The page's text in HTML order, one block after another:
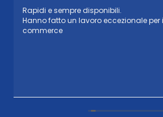
Rapidi e sempre disponibili.
Hanno fatto un lavoro eccezionale per
commerce